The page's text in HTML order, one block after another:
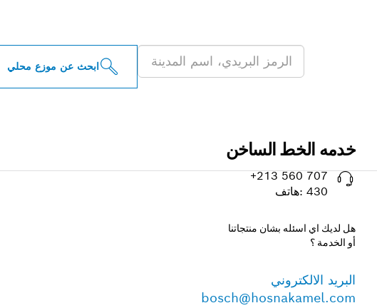
ابحث عن موزع محلي
خدمه الخط الساخن
‎ +213 560 707
430 :هاتف
هل لديك اي اسئله بشان منتجاتنا
أو الخدمة ؟
البريد الالكتروني
bosch@hosnakamel.com